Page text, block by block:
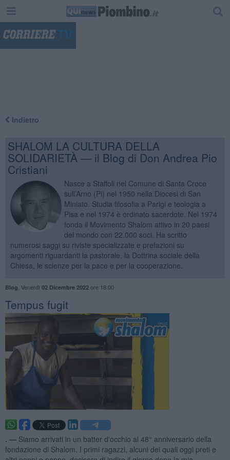
Indietro
SHALOM LA CULTURA DELLA
SOLIDARIETÀ — il Blog di Don Andrea Pio
Cristiani
Nasce a Staffoli nel Comune di Santa Croce
sull’Arno (Pi) nel 1950 nella Diocesi di San
Miniato. Studia filosofia a Parigi e teologia a
Pisa e nel 1974 è ordinato sacerdote. Nel 1974
fonda il Movimento Shalom attivo in 20 paesi
del mondo con 22.000 soci. Ha scritto
numerosi saggi su riviste specializzate e prefazioni su
argomenti riguardanti la pastorale, la Dottrina sociale della
Chiesa, le scienze per la pace e per la cooperazione.
Blog Venerdì 02 Dicembre 2022ore 18:00
​Tempus fugit
. — Siamo arrivati in un batter d'occhio al 48° anniversario della
fondazione di Shalom. I primi ragazzi, alcuni dei quali oggi preti e